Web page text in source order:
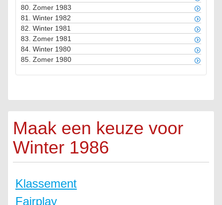
80. Zomer 1983
81. Winter 1982
82. Winter 1981
83. Zomer 1981
84. Winter 1980
85. Zomer 1980
Maak een keuze voor
Winter 1986
Klassement
Fairplay